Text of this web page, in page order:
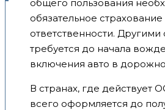
общего пользования
обязательное
ответственности.
требуется до начала
включения авто в
В странах, где действует
всего оформляется до